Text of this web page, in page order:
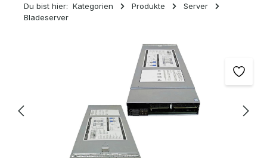
Du bist hier: Kategorien Produkte
Server
Bladeserver